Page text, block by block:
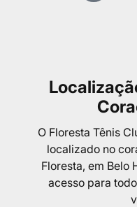
O Floresta Tênis
localizado no
Floresta, em Belo
acesso para